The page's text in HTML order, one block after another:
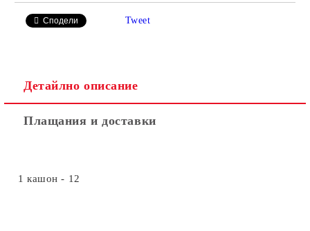
Сподели Tweet
Детайлно описание
Плащания и доставки
1 кашон - 12